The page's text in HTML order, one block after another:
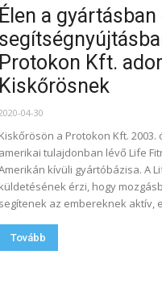
Élen a gyártásban
Protokon Kft.
Kiskőrösnek
04-30
Kiskőrösön a Protokon Kft. 2003.
amerikai tulajdonban lévő Life
kívüli gyártóbázisa. A
küldetésének érzi, hogy
segítenek az embereknek aktív,
Tovább